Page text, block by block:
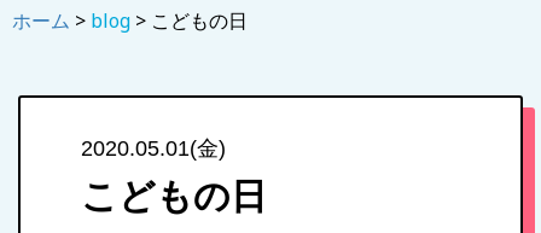
ホーム > blog > こどもの日
2020.05.01(金)
こどもの日